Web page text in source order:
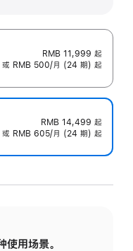
RMB 11,999 起
或 RMB 500/月 (24 期) 起
RMB 14,499 起
或 RMB 605/月 (24 期) 起
使用场景。